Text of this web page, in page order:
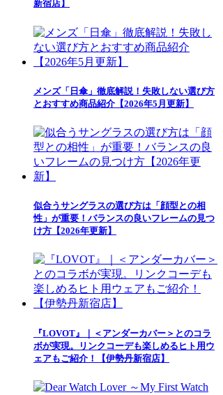
新宿店】
メンズ「日傘」徹底解説！失敗しない選び方
とおすすめ商品紹介【2026年5月更新】
似合うサングラスの選び方は「顔型との相
性」が重要！バランスの良いフレームの見つ
け方【2026年更新】
『LOVOT』｜＜アンダーカバー＞とのコラ
ボが実現。リンクコーデも楽しめるヒト用ウ
ェアもご紹介！【伊勢丹新宿店】